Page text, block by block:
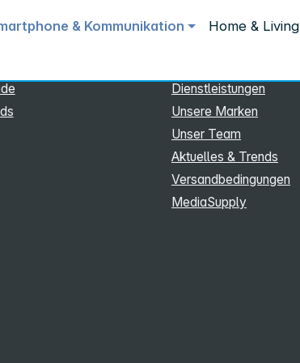
& Kommunikation Home & Living
Dienstleistungen
Unsere Marken
Unser Team
Aktuelles & Trends
Versandbedingungen
MediaSupply